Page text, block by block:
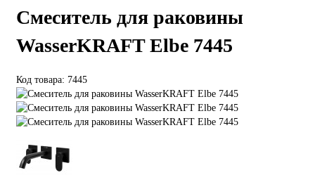
Смеситель для раковины
WasserKRAFT Elbe 7445
Код товара: 7445